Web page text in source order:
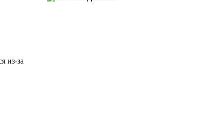
из-за